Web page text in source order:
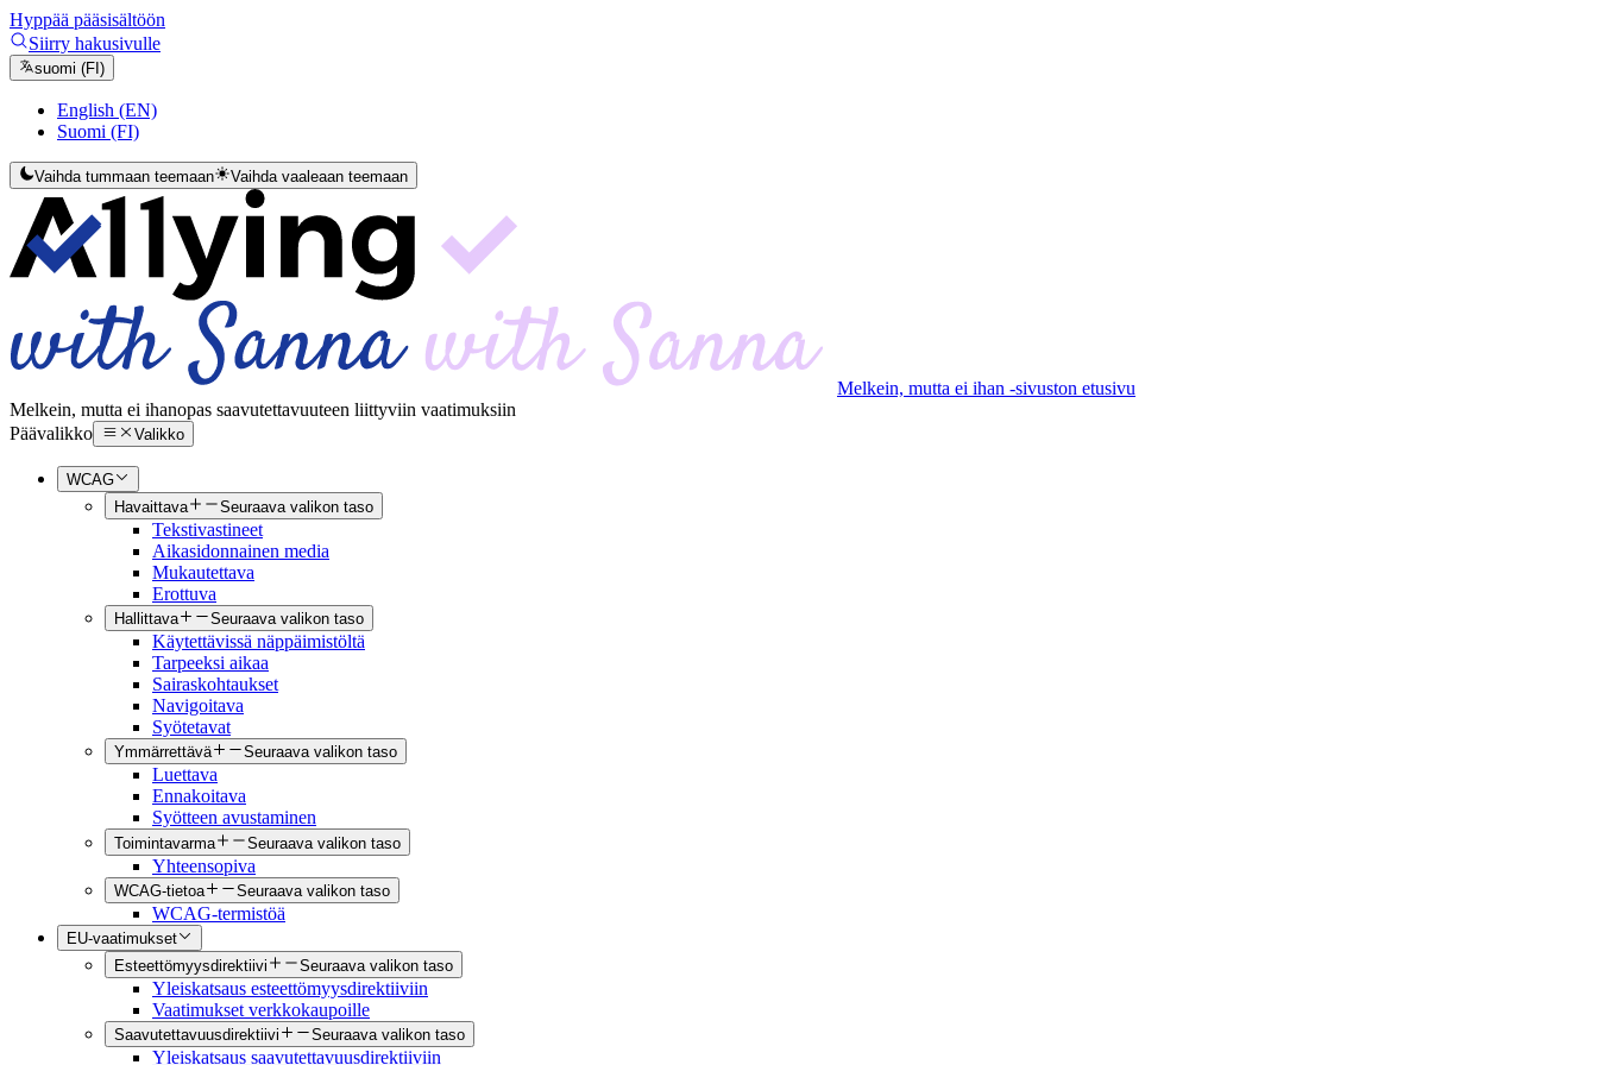
Hyppää pääsisältöön
Siirry hakusivulle
suomi (FI)
English (EN)
Suomi (FI)
Vaihda tummaan teemaan Vaihda vaaleaan teemaan
Melkein, mutta ei ihan -sivuston etusivu
Melkein, mutta ei ihanopas saavutettavuuteen liittyviin vaatimuksiin
Päävalikko
Valikko
WCAG
Havaittava
Seuraava valikon taso
Tekstivastineet
Aikasidonnainen media
Mukautettava
Erottuva
Hallittava Seuraava valikon taso
Käytettävissä näppäimistöltä
Tarpeeksi aikaa
Sairaskohtaukset
Navigoitava
Syötetavat
Ymmärrettävä Seuraava valikon taso
Luettava
Ennakoitava
Syötteen avustaminen
Toimintavarma Seuraava valikon taso
Yhteensopiva
WCAG-tietoa Seuraava valikon taso
WCAG-termistöä
EU-vaatimukset
Esteettömyysdirektiivi
Seuraava valikon taso
Yleiskatsaus esteettömyysdirektiiviin
Vaatimukset verkkokaupoille
Saavutettavuusdirektiivi Seuraava valikon taso
Yleiskatsaus saavutettavuusdirektiiviin